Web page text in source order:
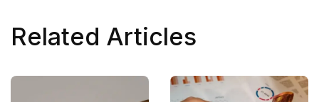
Related Articles